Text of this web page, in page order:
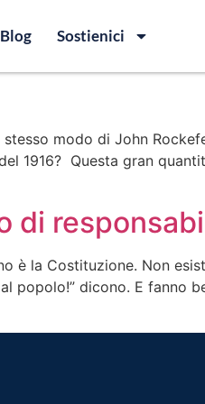
Sostienici
modo di John
1916? Questa gran
di
è la Costituzione. Non
popolo!” dicono. E fanno